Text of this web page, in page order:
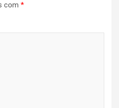
com *